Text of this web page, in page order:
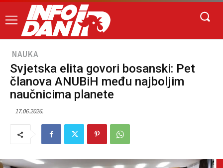
NAUKA
Svjetska elita govori bosanski: Pet
članova ANUBiH među najboljim
naučnicima planete
17.06.2026.